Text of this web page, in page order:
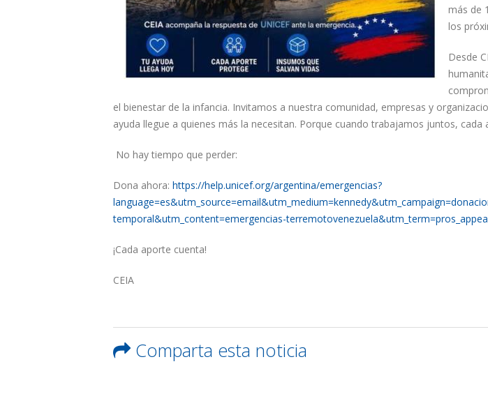
más de
los
Desde
el bienestar de la infancia. Invitamos a nuestra comunidad, empresas y
ayuda llegue a quienes más la necesitan. Porque cuando trabajamos juntos,
No hay tiempo que perder:
Dona ahora: https://help.unicef.org/argentina/emergencias?
temporal&utm_content=emergencias-
¡Cada aporte cuenta!
CEIA
Comparta esta noticia